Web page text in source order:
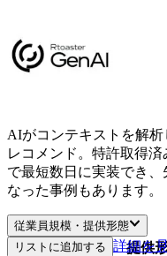
AIがコンテキストを解
レコメンド。特許取得済
で最短数日に実装でき
なった事例もあります。
従業員規模・提供形態
従業員規模
提供
リストに追加する 詳細を